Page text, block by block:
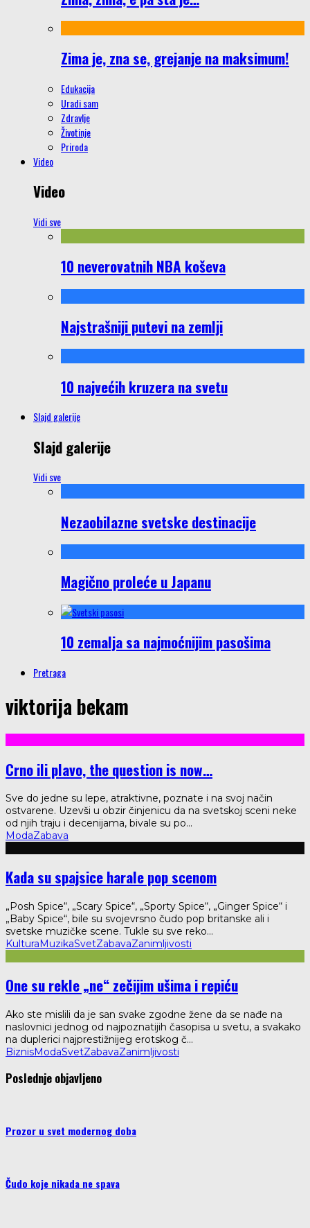
Zima je, zna se, grejanje na maksimum!
Edukacija
Uradi sam
Zdravlje
Životinje
Priroda
Video
Video
Vidi sve
10 neverovatnih NBA koševa
Najstrašniji putevi na zemlji
10 najvećih kruzera na svetu
Slajd galerije
Slajd galerije
Vidi sve
Nezaobilazne svetske destinacije
Magično proleće u Japanu
10 zemalja sa najmoćnijim pasošima
Pretraga
viktorija bekam
Crno ili plavo, the question is now…
Sve do jedne su lepe, atraktivne, poznate i na svoj način
ostvarene. Uzevši u obzir činjenicu da na svetskoj sceni neke
od njih traju i decenijama, bivale su po...
ModaZabava
Kada su spajsice harale pop scenom
„Posh Spice“, „Scary Spice“, „Sporty Spice“, „Ginger Spice“ i
„Baby Spice“, bile su svojevrsno čudo pop britanske ali i
svetske muzičke scene. Tukle su sve reko...
KulturaMuzikaSvetZabavaZanimljivosti
One su rekle „ne“ zečijim ušima i repiću
Ako ste mislili da je san svake zgodne žene da se nađe na
naslovnici jednog od najpoznatijih časopisa u svetu, a svakako
na duplerici najprestižnijeg erotskog č...
BiznisModaSvetZabavaZanimljivosti
Poslednje objavljeno
Prozor u svet modernog doba
Čudo koje nikada ne spava